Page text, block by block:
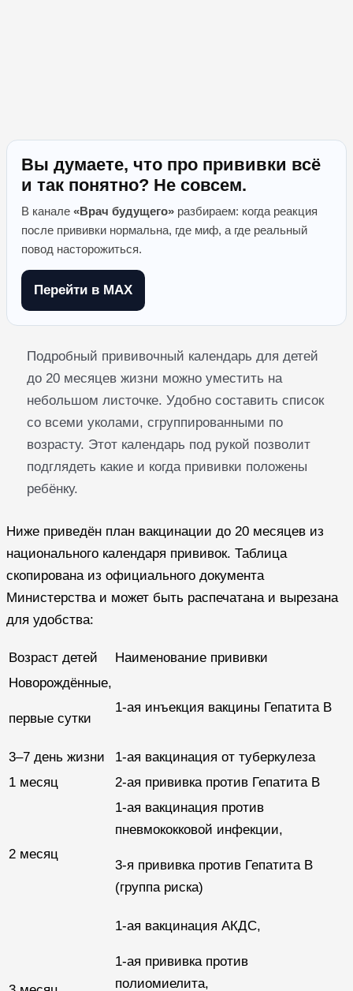
Вы думаете, что про прививки всё
и так понятно? Не совсем.
В канале «Врач будущего» разбираем: когда реакция
после прививки нормальна, где миф, а где реальный
повод насторожиться.
Перейти в MAX
Подробный прививочный календарь для детей
до 20 месяцев жизни можно уместить на
небольшом листочке. Удобно составить список
со всеми уколами, сгруппированными по
возрасту. Этот календарь под рукой позволит
подглядеть какие и когда прививки положены
ребёнку.
Ниже приведён план вакцинации до 20 месяцев из
национального календаря прививок. Таблица
скопирована из официального документа
Министерства и может быть распечатана и вырезана
для удобства:
Возраст детей
Наименование прививки
Новорождённые,
первые сутки
1-ая инъекция вакцины Гепатита B
3–7 день жизни
1-ая вакцинация от туберкулеза
1 месяц
2-ая прививка против Гепатита B
2 месяц
1-ая вакцинация против
пневмококковой инфекции,
3-я прививка против Гепатита B
(группа риска)
1-ая вакцинация АКДС,
1-ая прививка против
полиомиелита,